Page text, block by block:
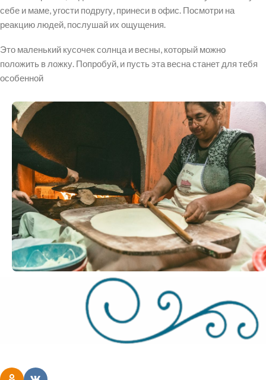
себе и маме, угости подругу, принеси в офис. Посмотри на
реакцию людей, послушай их ощущения.
Это маленький кусочек солнца и весны, который можно
положить в ложку. Попробуй, и пусть эта весна станет для тебя
особенной